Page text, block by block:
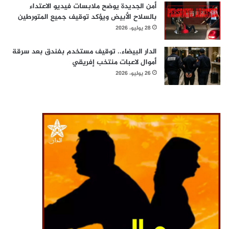
أمن الجديدة يوضح ملابسات فيديو الاعتداء
بالسلاح الأبيض ويؤكد توقيف جميع المتورطين
28 يوليو، 2026
الدار البيضاء.. توقيف مستخدم بفندق بعد سرقة
أموال لاعبات منتخب إفريقي
26 يوليو، 2026